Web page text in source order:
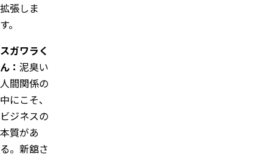
拡張しま
す。
スガワラく
ん： 泥臭い
人間関係の
中にこそ、
ビジネスの
本質があ
る。新舘さ